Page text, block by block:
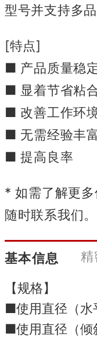
型号并支持多
[特点]
■ 产品质量稳
■ 显着节省粘
■ 改善工作环
■ 无需经验丰
■ 提高良率
* 如需了解更
随时联系我们。
基本信息
【规格】
■使用直径（
■使用直径（